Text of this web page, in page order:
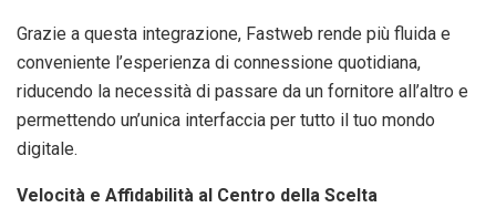
Grazie a questa integrazione, Fastweb rende più fluida e
conveniente l’esperienza di connessione quotidiana,
riducendo la necessità di passare da un fornitore all’altro e
permettendo un’unica interfaccia per tutto il tuo mondo
digitale.
Velocità e Affidabilità al Centro della Scelta